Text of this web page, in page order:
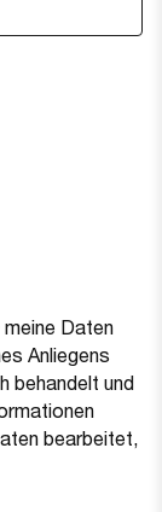
Daten
Anliegens
behandelt und
bearbeitet,